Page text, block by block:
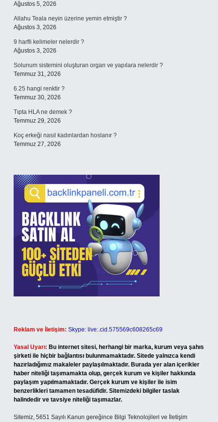
Ağustos 5, 2026
Allahu Teala neyin üzerine yemin etmiştir ?
Ağustos 3, 2026
9 harfli kelimeler nelerdir ?
Ağustos 3, 2026
Solunum sistemini oluşturan organ ve yapılara nelerdir ?
Temmuz 31, 2026
6.25 hangi renktir ?
Temmuz 30, 2026
Tıpta HLA ne demek ?
Temmuz 29, 2026
Koç erkeği nasıl kadınlardan hoslanır ?
Temmuz 27, 2026
Reklam ve İletişim: Skype: live:.cid.575569c608265c69
Yasal Uyarı: Bu internet sitesi, herhangi bir marka, kurum veya şahıs
şirketi ile hiçbir bağlantısı bulunmamaktadır. Sitede yalnızca kendi
hazırladığımız makaleler paylaşılmaktadır. Burada yer alan içerikler
haber niteliği taşımamakta olup, gerçek kurum ve kişiler hakkında
paylaşım yapılmamaktadır. Gerçek kurum ve kişiler ile isim
benzerlikleri tamamen tesadüfidir. Sitemizdeki bilgiler taslak
halindedir ve tavsiye niteliği taşımazlar.
Sitemiz, 5651 Sayılı Kanun gereğince Bilgi Teknolojileri ve İletişim